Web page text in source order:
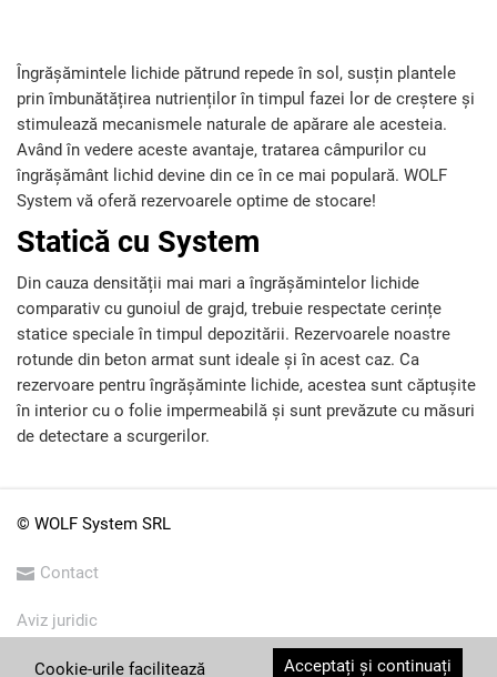
Îngrășămintele lichide pătrund repede în sol, susțin plantele
prin îmbunătățirea nutrienților în timpul fazei lor de creștere și
stimulează mecanismele naturale de apărare ale acesteia.
Având în vedere aceste avantaje, tratarea câmpurilor cu
îngrășământ lichid devine din ce în ce mai populară. WOLF
System vă oferă rezervoarele optime de stocare!
Statică cu System
Din cauza densității mai mari a îngrășămintelor lichide
comparativ cu gunoiul de grajd, trebuie respectate cerințe
statice speciale în timpul depozitării. Rezervoarele noastre
rotunde din beton armat sunt ideale și în acest caz. Ca
rezervoare pentru îngrășăminte lichide, acestea sunt căptușite
în interior cu o folie impermeabilă și sunt prevăzute cu măsuri
de detectare a scurgerilor.
© WOLF System SRL
Contact
Aviz juridic
Condiții generale Acceptați și continuați
Cookie-urile facilitează